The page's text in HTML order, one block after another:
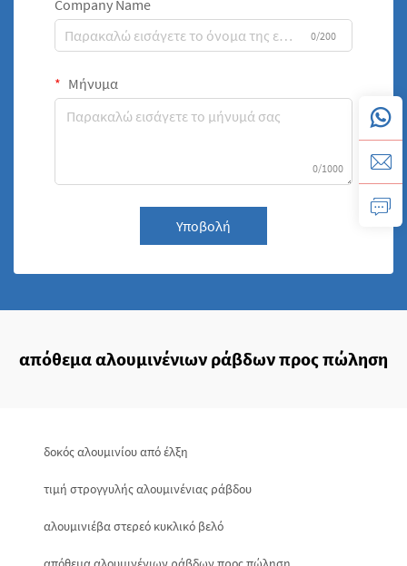
Company Name
0/200
Μήνυμα
0/1000
Υποβολή
απόθεμα αλουμινένιων ράβδων προς πώληση
δοκός αλουμινίου από έλξη
τιμή στρογγυλής αλουμινένιας ράβδου
αλουμινιέβα στερεό κυκλικό βελό